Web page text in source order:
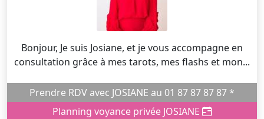
Bonjour, Je suis Josiane, et je vous accompagne en
consultation grâce à mes tarots, mes flashs et mon...
Prendre RDV avec JOSIANE au 01 87 87 87 87 *
Planning voyance privée JOSIANE